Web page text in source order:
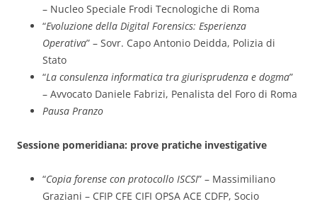
– Nucleo Speciale Frodi Tecnologiche di Roma
“Evoluzione della Digital Forensics: Esperienza
Operativa” – Sovr. Capo Antonio Deidda, Polizia di
Stato
“La consulenza informatica tra giurisprudenza e dogma”
– Avvocato Daniele Fabrizi, Penalista del Foro di Roma
Pausa Pranzo
Sessione pomeridiana: prove pratiche investigative
“Copia forense con protocollo ISCSI” – Massimiliano
Graziani – CFIP CFE CIFI OPSA ACE CDFP, Socio